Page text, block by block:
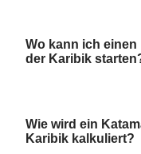
Wo kann ich einen
der Karibik
Wie wird ein
Karibik kalkuliert?